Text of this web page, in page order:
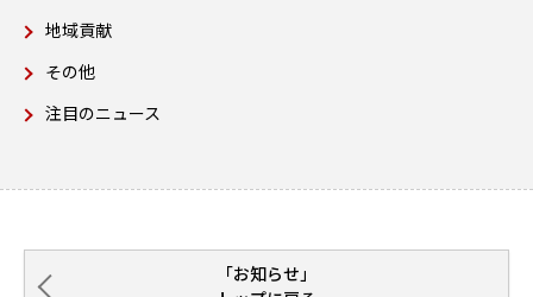
地域貢献
その他
注目のニュース
「お知らせ」